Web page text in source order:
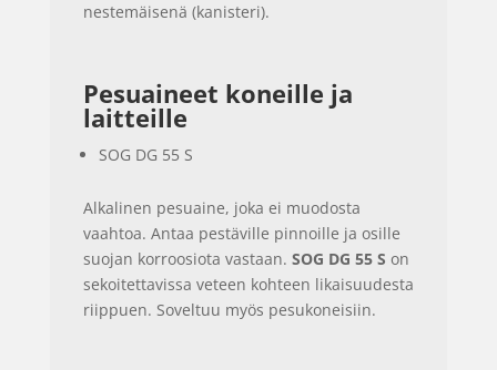
nestemäisenä (kanisteri).
Pesuaineet koneille ja
laitteille
SOG DG 55 S
Alkalinen pesuaine, joka ei muodosta
vaahtoa. Antaa pestäville pinnoille ja osille
suojan korroosiota vastaan. SOG DG 55 S on
sekoitettavissa veteen kohteen likaisuudesta
riippuen. Soveltuu myös pesukoneisiin.